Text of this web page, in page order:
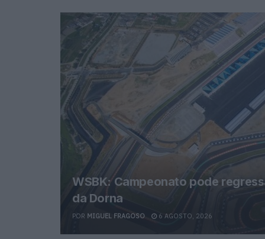
WSBK: Campeonato pode
da Dorna
POR MIGUEL FRAGOSO 6 AGOSTO, 2026